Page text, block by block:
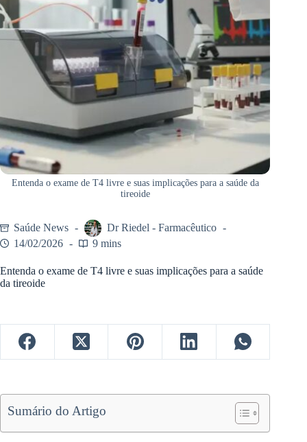
Entenda o exame de T4 livre e suas implicações para a saúde da
tireoide
Saúde News
Dr Riedel - Farmacêutico
14/02/2026
9 mins
Entenda o exame de T4 livre e suas implicações para a saúde
da tireoide
Sumário do Artigo